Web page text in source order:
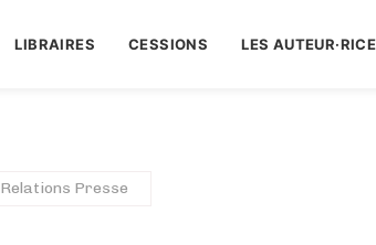
LIBRAIRES CESSIONS LES
Relations Presse